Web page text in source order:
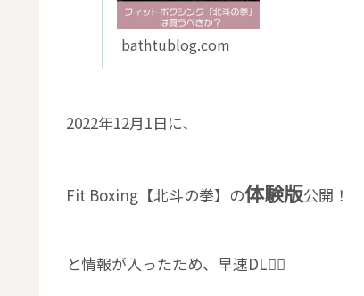
bathtublog.com
2022年12月1日に、
Fit Boxing【北斗の拳】の体験版公開！
と情報が入ったため、早速DL👍🏻